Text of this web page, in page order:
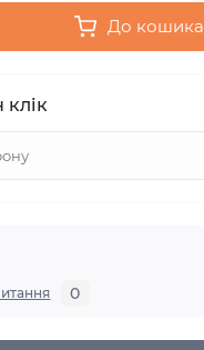
До кошика
клік
0